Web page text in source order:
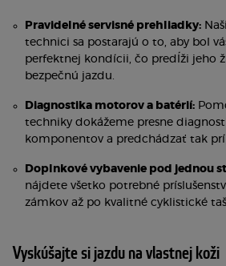
Pravidelné servisné prehliadky:
technici sa postarajú o to, aby bol
perfektnej kondícii, čo predĺži jeho
bezpečnú jazdu.
Diagnostika motorov a batérií:
techniky dokážeme presne
komponentov a predchádzať tak
Doplnkové vybavenie pod jednou
nájdete všetko potrebné
zámkov až po kvalitné cyklistické
Vyskúšajte si jazdu na vlastnej koži